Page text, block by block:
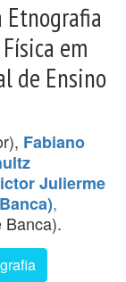
Etnografia
em
de Ensino
Fabiano
Julierme
,
Banca).